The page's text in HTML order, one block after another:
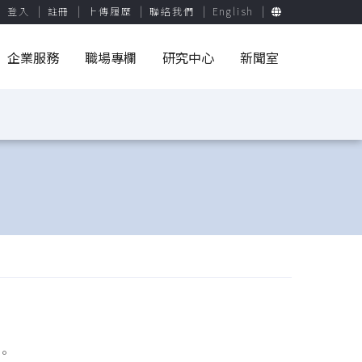
登入 註冊 上傳履歷 聯絡我們 English
企業服務 職場專欄 研究中心 新聞室